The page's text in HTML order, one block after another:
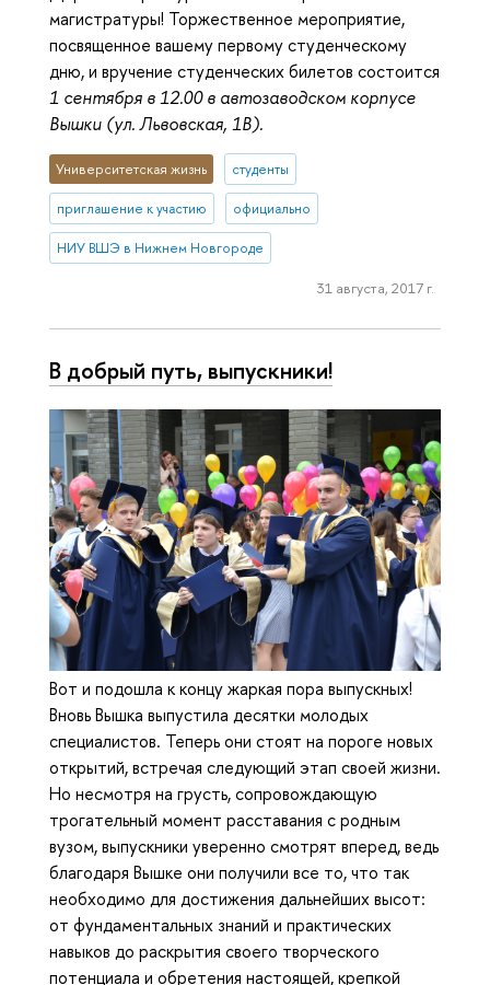
магистратуры! Торжественное мероприятие,
посвященное вашему первому студенческому
дню, и вручение студенческих билетов состоится
1 сентября в 12.00 в автозаводском корпусе
Вышки (ул. Львовская, 1В).
Университетская жизнь студенты
приглашение к участию официально
НИУ ВШЭ в Нижнем Новгороде
31 августа, 2017 г.
В добрый путь, выпускники!
Вот и подошла к концу жаркая пора выпускных!
Вновь Вышка выпустила десятки молодых
специалистов. Теперь они стоят на пороге новых
открытий, встречая следующий этап своей жизни.
Но несмотря на грусть, сопровождающую
трогательный момент расставания с родным
вузом, выпускники уверенно смотрят вперед, ведь
благодаря Вышке они получили все то, что так
необходимо для достижения дальнейших высот:
от фундаментальных знаний и практических
навыков до раскрытия своего творческого
потенциала и обретения настоящей, крепкой